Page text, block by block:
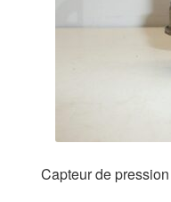
Capteur de